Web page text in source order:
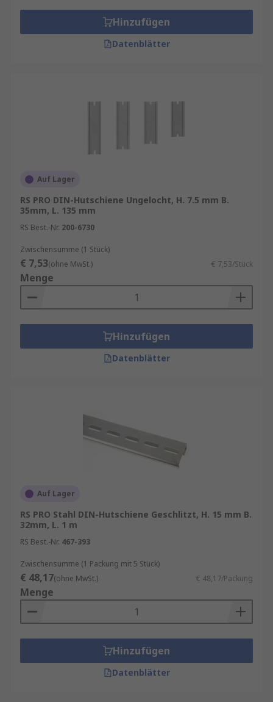
Hinzufügen
Datenblätter
Auf Lager
RS PRO DIN-Hutschiene Ungelocht, H. 7.5 mm B.
35mm, L. 135 mm
RS Best.-Nr. 200-6730
Zwischensumme (1 Stück)
€ 7,53(ohne MwSt.) € 7,53/Stück
Menge
Hinzufügen
Datenblätter
Auf Lager
RS PRO Stahl DIN-Hutschiene Geschlitzt, H. 15 mm B.
32mm, L. 1 m
RS Best.-Nr. 467-393
Zwischensumme (1 Packung mit 5 Stück)
€ 48,17(ohne MwSt.) € 48,17/Packung
Menge
Hinzufügen
Datenblätter